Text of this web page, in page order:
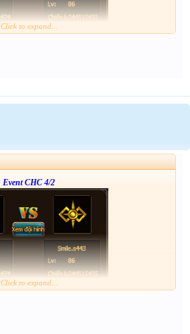
Click to expand...
Event CHC 4/2
Click to expand...